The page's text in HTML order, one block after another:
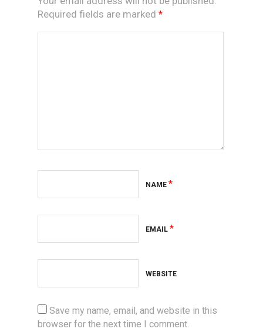
Required fields are marked *
NAME *
EMAIL *
WEBSITE
Save my name, email, and website in this
browser for the next time I comment.